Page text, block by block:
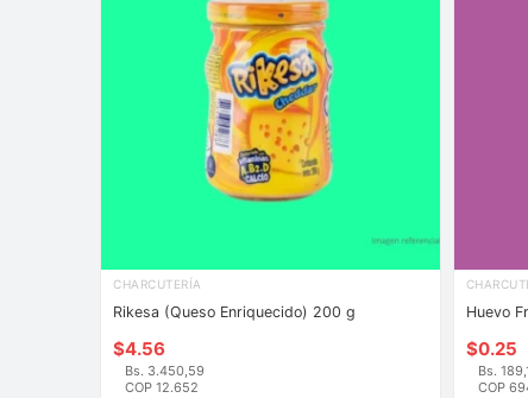
CHARCUTERÍA
Rikesa (Queso Enriquecido) 200 g
$4.56
Bs. 3.450,59
COP 12.652
Huevo
$0.25
Bs.
COP